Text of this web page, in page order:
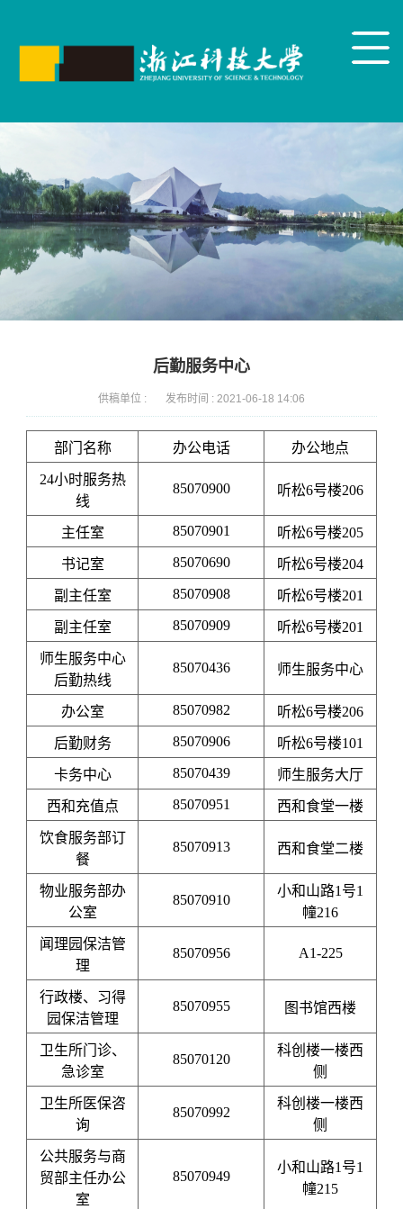
后勤服务中心
供稿单位 : 发布时间 : 2021-06-18 14:06
部门名称 办公电话 办公地点
24小时服务热
线
85070900 听松6号楼206
主任室 85070901 听松6号楼205
书记室 85070690 听松6号楼204
副主任室 85070908 听松6号楼201
副主任室 85070909 听松6号楼201
师生服务中心
后勤热线
85070436 师生服务中心
办公室 85070982 听松6号楼206
后勤财务 85070906 听松6号楼101
卡务中心 85070439 师生服务大厅
西和充值点 85070951 西和食堂一楼
饮食服务部订
餐
85070913 西和食堂二楼
物业服务部办
公室
85070910
小和山路1号1
幢216
闻理园保洁管
理
85070956 A1-225
行政楼、习得
园保洁管理
85070955 图书馆西楼
卫生所门诊、
急诊室
85070120
科创楼一楼西
侧
卫生所医保咨
询
85070992
科创楼一楼西
侧
公共服务与商
贸部主任办公
室
85070949
小和山路1号1
幢215